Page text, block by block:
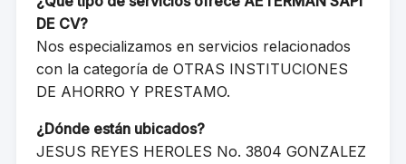
DE CV?
Nos especializamos en servicios relacionados
con la categoría de OTRAS INSTITUCIONES
DE AHORRO Y PRESTAMO.
¿Dónde están ubicados?
JESUS REYES HEROLES No. 3804 GONZALEZ